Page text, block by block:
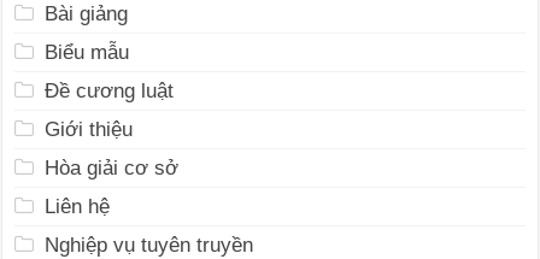
Bài giảng
Biểu mẫu
Đề cương luật
Giới thiệu
Hòa giải cơ sở
Liên hệ
Nghiệp vụ tuyên truyền